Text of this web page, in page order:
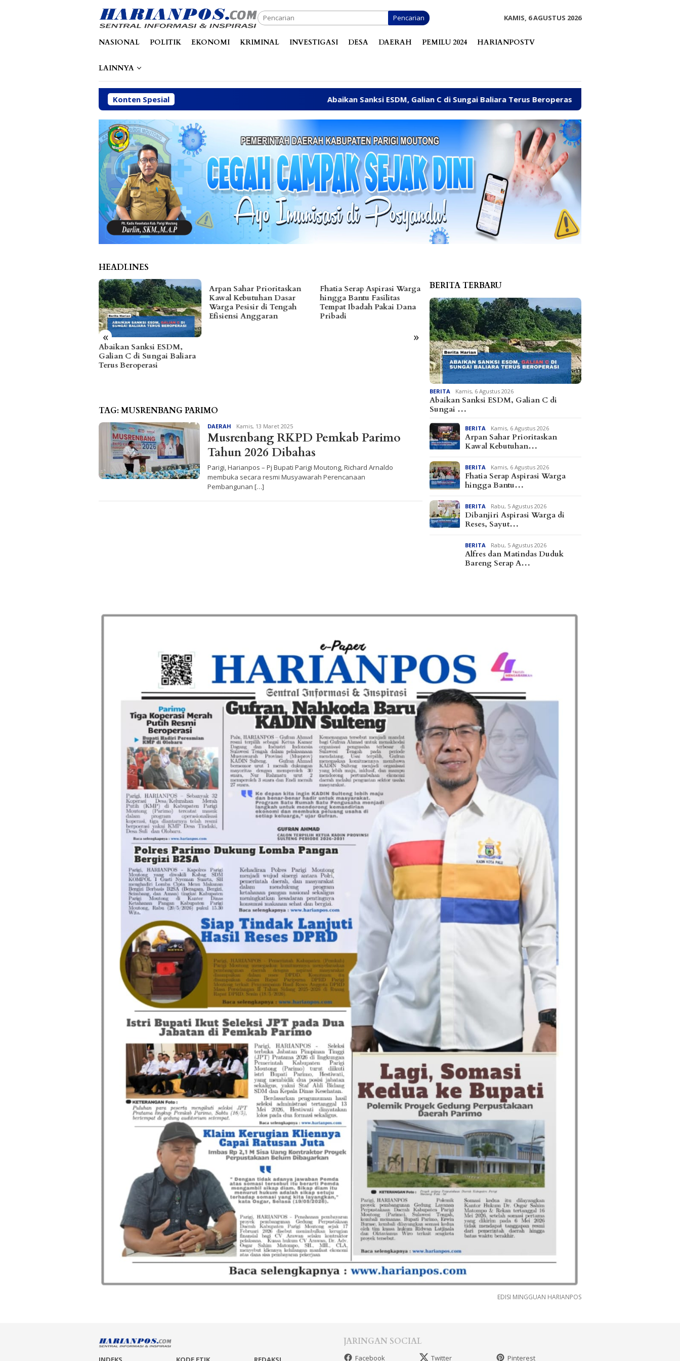
Pencarian KAMIS, 6 AGUSTUS 2026
NASIONAL POLITIK EKONOMI KRIMINAL INVESTIGASI DESA DAERAH PEMILU 2024 HARIANPOSTV
LAINNYA
Konten Spesial Abaikan Sanksi ESDM, Galian C di Sungai Baliara Terus Beroperasi Arpan Sahar Prioritaskan Kawal
HEADLINES
« »
Arpan Sahar Prioritaskan
Kawal Kebutuhan Dasar
Warga Pesisir di Tengah
Efisiensi Anggaran
Fhatia Serap Aspirasi Warga
hingga Bantu Fasilitas
Tempat Ibadah Pakai Dana
Pribadi
Dibanjiri Aspirasi Warga di
Reses, Sayutin Ungkap
Tantangan Fiskal Parimo
2027
Alfres dan Matindas Duduk
Bareng Serap Aspirasi
Ratusan Warga di Parimo
Kapolres Parimo Terima
Penghargaan Kapolri
TAG: MUSRENBANG PARIMO
DAERAH Redaksi
Kamis, 13 Maret 2025
Musrenbang RKPD Pemkab Parimo
Tahun 2026 Dibahas
Parigi, Harianpos – Pj Bupati Parigi Moutong, Richard Arnaldo
membuka secara resmi Musyawarah Perencanaan
Pembangunan […]
BERITA TERBARU
BERITA Kamis, 6 Agustus 2026
Abaikan Sanksi ESDM, Galian C di
Sungai …
BERITA Kamis, 6 Agustus 2026
Arpan Sahar Prioritaskan
Kawal Kebutuhan…
BERITA Kamis, 6 Agustus 2026
Fhatia Serap Aspirasi Warga
hingga Bantu…
BERITA Rabu, 5 Agustus 2026
Dibanjiri Aspirasi Warga di
Reses, Sayut…
BERITA Rabu, 5 Agustus 2026
Alfres dan Matindas Duduk
Bareng Serap A…
EDISI MINGGUAN HARIANPOS
JARINGAN SOCIAL
Facebook Twitter Pinterest